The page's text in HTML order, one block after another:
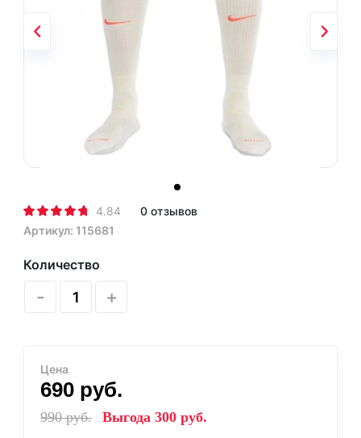
4.84
0 отзывов
Артикул: 115681
Количество
- +
Цена
690 руб.
990руб. Выгода 300 руб.